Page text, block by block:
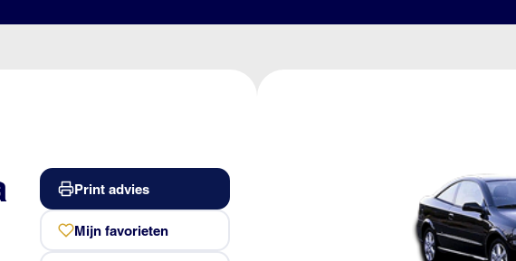
Print advies
Mijn favorieten